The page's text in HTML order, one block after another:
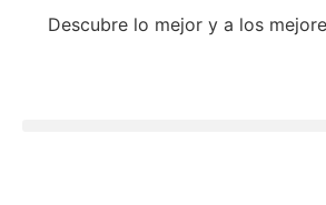
Descubre lo mejor y a los